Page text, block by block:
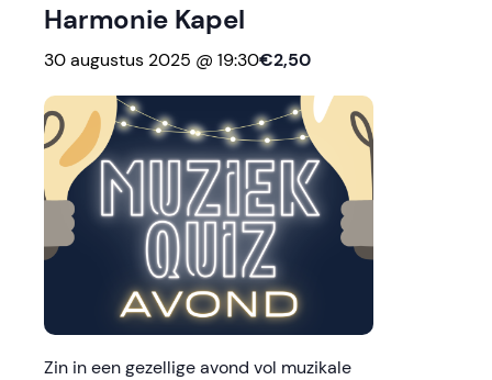
Harmonie Kapel
30 augustus 2025 @ 19:30€2,50
Zin in een gezellige avond vol muzikale